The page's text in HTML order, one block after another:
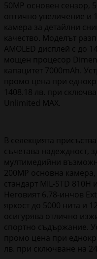
50MP основен сензор,
оптично увеличение и
камера за детайлни
качество. Моделът
AMOLED дисплей с до
мощен процесор
капацитет 7000mAh.
промо цена при
1408.18 лв. при
Unlimited MAX.
В селекцията
съчетава надеждност,
мултимедийни
200MP основна
стандарт MIL-STD
Неговият 6.78-инчов
яркост до 5000 нита и
осигурява отлично
спортно съдържание.
промо цена при
лв. при сключване на